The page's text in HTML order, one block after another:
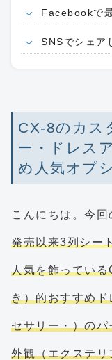
Facebookで
SNSでシェア
CX-8のカス
ー・ドレス
め人気オプ
こんにちは。今
発売以来3列シー
人気を飾ってい
き）的おすすめ
セサリー・）の
外観（エクステ